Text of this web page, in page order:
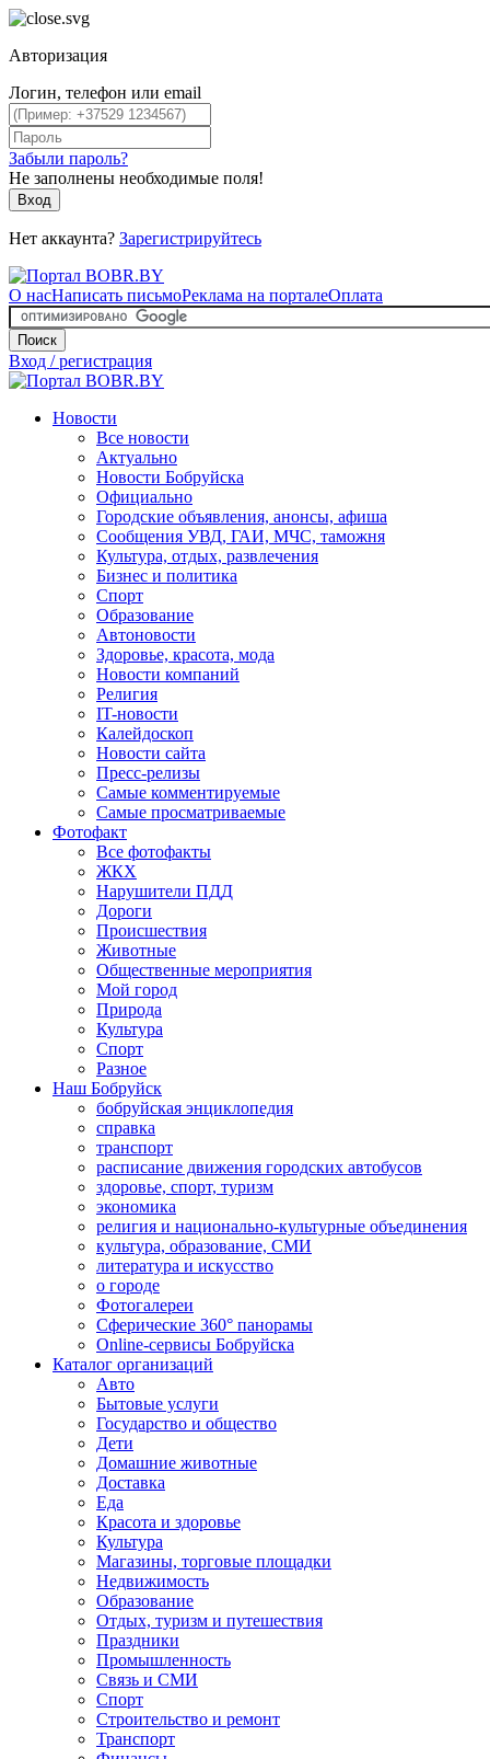
Авторизация
Логин, телефон или email
Забыли пароль?
Не заполнены необходимые поля!
Вход
Нет аккаунта? Зарегистрируйтесь
О насНаписать письмоРеклама на порталеОплата
Поиск
Вход / регистрация
Новости
Все новости
Актуально
Новости Бобруйска
Официально
Городские объявления, анонсы, афиша
Сообщения УВД, ГАИ, МЧС, таможня
Культура, отдых, развлечения
Бизнес и политика
Спорт
Образование
Автоновости
Здоровье, красота, мода
Новости компаний
Религия
IT-новости
Калейдоскоп
Новости сайта
Пресс-релизы
Самые комментируемые
Самые просматриваемые
Фотофакт
Все фотофакты
ЖКХ
Нарушители ПДД
Дороги
Происшествия
Животные
Общественные мероприятия
Мой город
Природа
Культура
Спорт
Разное
Наш Бобруйск
бобруйская энциклопедия
справка
транспорт
расписание движения городских автобусов
здоровье, спорт, туризм
экономика
религия и национально-культурные объединения
культура, образование, СМИ
литература и искусство
о городе
Фотогалереи
Сферические 360° панорамы
Online-сервисы Бобруйска
Каталог организаций
Авто
Бытовые услуги
Государство и общество
Дети
Домашние животные
Доставка
Еда
Красота и здоровье
Культура
Магазины, торговые площадки
Недвижимость
Образование
Отдых, туризм и путешествия
Праздники
Промышленность
Связь и СМИ
Спорт
Строительство и ремонт
Транспорт